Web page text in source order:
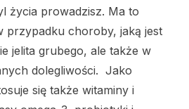
życia prowadzisz. Ma to
przypadku choroby, jaką jest
jelita grubego, ale także w
dolegliwości. Jako
się także witaminy i